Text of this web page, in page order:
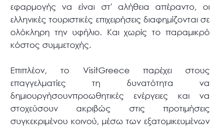
εφαρμογής να είναι στ' αλήθεια απέραντο, οι
ελληνικές τουριστικές επιχειρήσεις διαφημίζονται σε
ολόκληρη την υφήλιο. Και χωρίς το παραμικρό
κόστος συμμετοχής.
Επιπλέον, το VisitGreece παρέχει στους
επαγγελματίες τη δυνατότητα να
δημιουργήσουνπροωθητικές ενέργειες και να
στοχεύσουν ακριβώς στις προτιμήσεις
συγκεκριμένου κοινού, μέσω των εξατομικευμένων